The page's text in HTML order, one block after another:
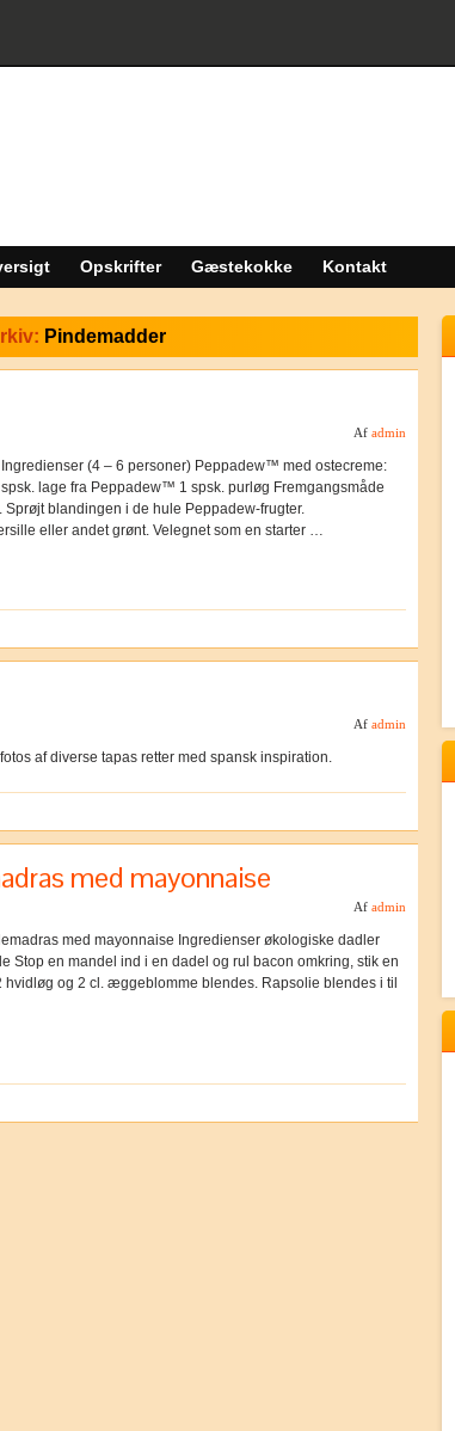
Opskrifter Gæstekokke Kontakt
Pindemadder
Af admin
(4 – 6 personer) Peppadew™ med ostecreme:
lage fra Peppadew™ 1 spsk. purløg Fremgangsmåde
blandingen i de hule Peppadew-frugter.
eller andet grønt. Velegnet som en starter …
Af admin
af diverse tapas retter med spansk inspiration.
med mayonnaise
Af admin
med mayonnaise Ingredienser økologiske dadler
Stop en mandel ind i en dadel og rul bacon omkring, stik en
og 2 cl. æggeblomme blendes. Rapsolie blendes i til